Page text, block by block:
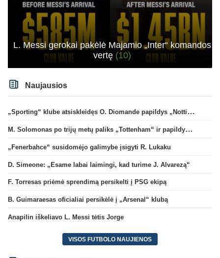
L. Messi gerokai pakėlė Majamio „Inter“ komandos
vertę (10)
Naujausios
„Sporting“ klube atsiskleidęs O. Diomande papildys „Nottingham“ gretas
M. Solomonas po trijų metų paliks „Tottenham“ ir papildys „West Ham“ klubą
„Fenerbahce“ susidomėjo galimybe įsigyti R. Lukaku
D. Simeone: „Esame labai laimingi, kad turime J. Alvarezą“
F. Torresas priėmė sprendimą persikelti į PSG ekipą
B. Guimaraesas oficialiai persikėlė į „Arsenal“ klubą
Anapilin iškeliavo L. Messi tėtis Jorge
VISOS FUTBOLO NAUJIENOS